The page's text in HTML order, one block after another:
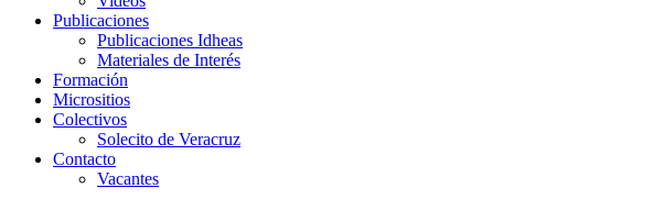
Publicaciones
Publicaciones Idheas
Materiales de Interés
Formación
Micrositios
Colectivos
Solecito de Veracruz
Contacto
Vacantes